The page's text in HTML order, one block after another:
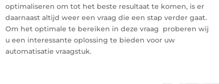
optimaliseren om tot het beste resultaat te komen, is er
daarnaast altijd weer een vraag die een stap verder gaat.
Om het optimale te bereiken in deze vraag proberen wij
u een interessante oplossing te bieden voor uw
automatisatie vraagstuk.